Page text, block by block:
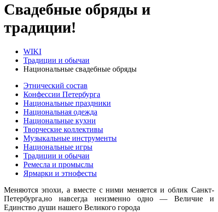
Свадебные обряды и
традиции!
WIKI
Традиции и обычаи
Национальные свадебные обряды
Этнический состав
Конфессии Петербурга
Национальные праздники
Национальная одежда
Национальные кухни
Творческие коллективы
Музыкальные инструменты
Национальные игры
Традиции и обычаи
Ремесла и промыслы
Ярмарки и этнофесты
Меняются эпохи, а вместе с ними меняется и облик Санкт-
Петербурга,но навсегда неизменно одно — Величие и
Единство души нашего Великого города